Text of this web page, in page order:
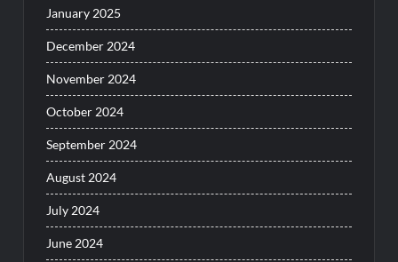
January 2025
December 2024
November 2024
October 2024
September 2024
August 2024
July 2024
June 2024